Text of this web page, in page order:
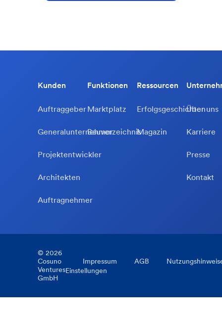
Kunden
Auftraggeber
Generalunternehmer
Projektentwickler
Architekten
Auftragnehmer
Funktionen
Marktplatz
Bauverzeichnis
Ressourcen
Erfolgsgeschichten
Magazin
Über uns
Karriere
Presse
Kontakt
© 2026
Cosuno
Ventures
GmbH
Impressum AGB
Einstellungen